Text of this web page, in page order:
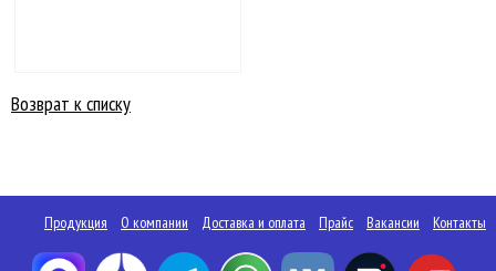
Возврат к списку
Продукция О компании Доставка и оплата Прайс Вакансии Контакты